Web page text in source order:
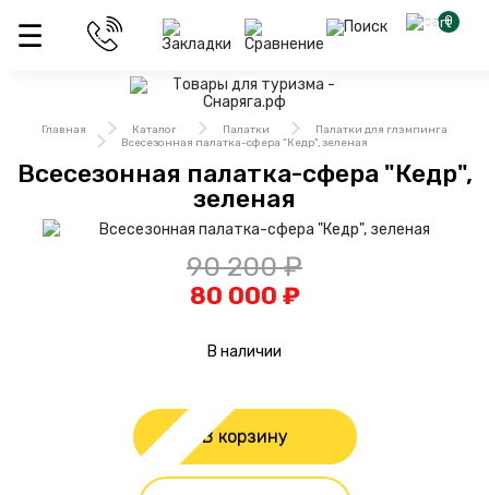
0
Главная Каталог Палатки
Палатки для глэмпинга
Всесезонная палатка-сфера "Кедр", зеленая
Всесезонная палатка-сфера "Кедр",
зеленая
90 200 ₽
80 000 ₽
В наличии
В корзину